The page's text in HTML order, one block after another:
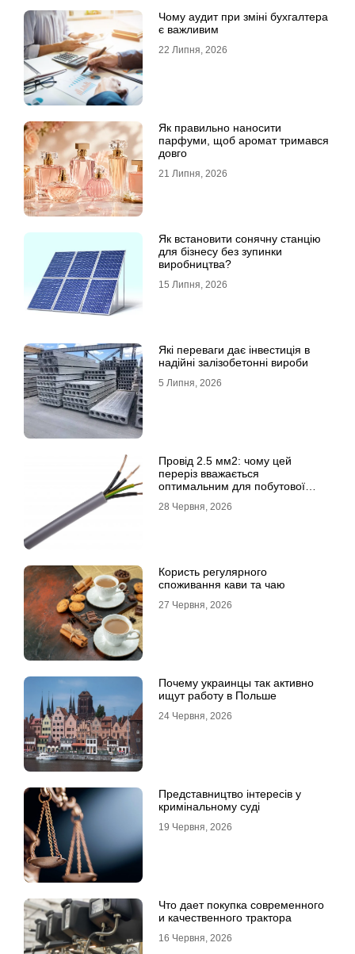
Чому аудит при зміні бухгалтера
є важливим
22 Липня, 2026
Як правильно наносити
парфуми, щоб аромат тримався
довго
21 Липня, 2026
Як встановити сонячну станцію
для бізнесу без зупинки
виробництва?
15 Липня, 2026
Які переваги дає інвестиція в
надійні залізобетонні вироби
5 Липня, 2026
Провід 2.5 мм2: чому цей
переріз вважається
оптимальним для побутової
28 Червня, 2026
Користь регулярного
споживання кави та чаю
27 Червня, 2026
Почему украинцы так активно
ищут работу в Польше
24 Червня, 2026
Представництво інтересів у
кримінальному суді
19 Червня, 2026
Что дает покупка современного
и качественного трактора
16 Червня, 2026